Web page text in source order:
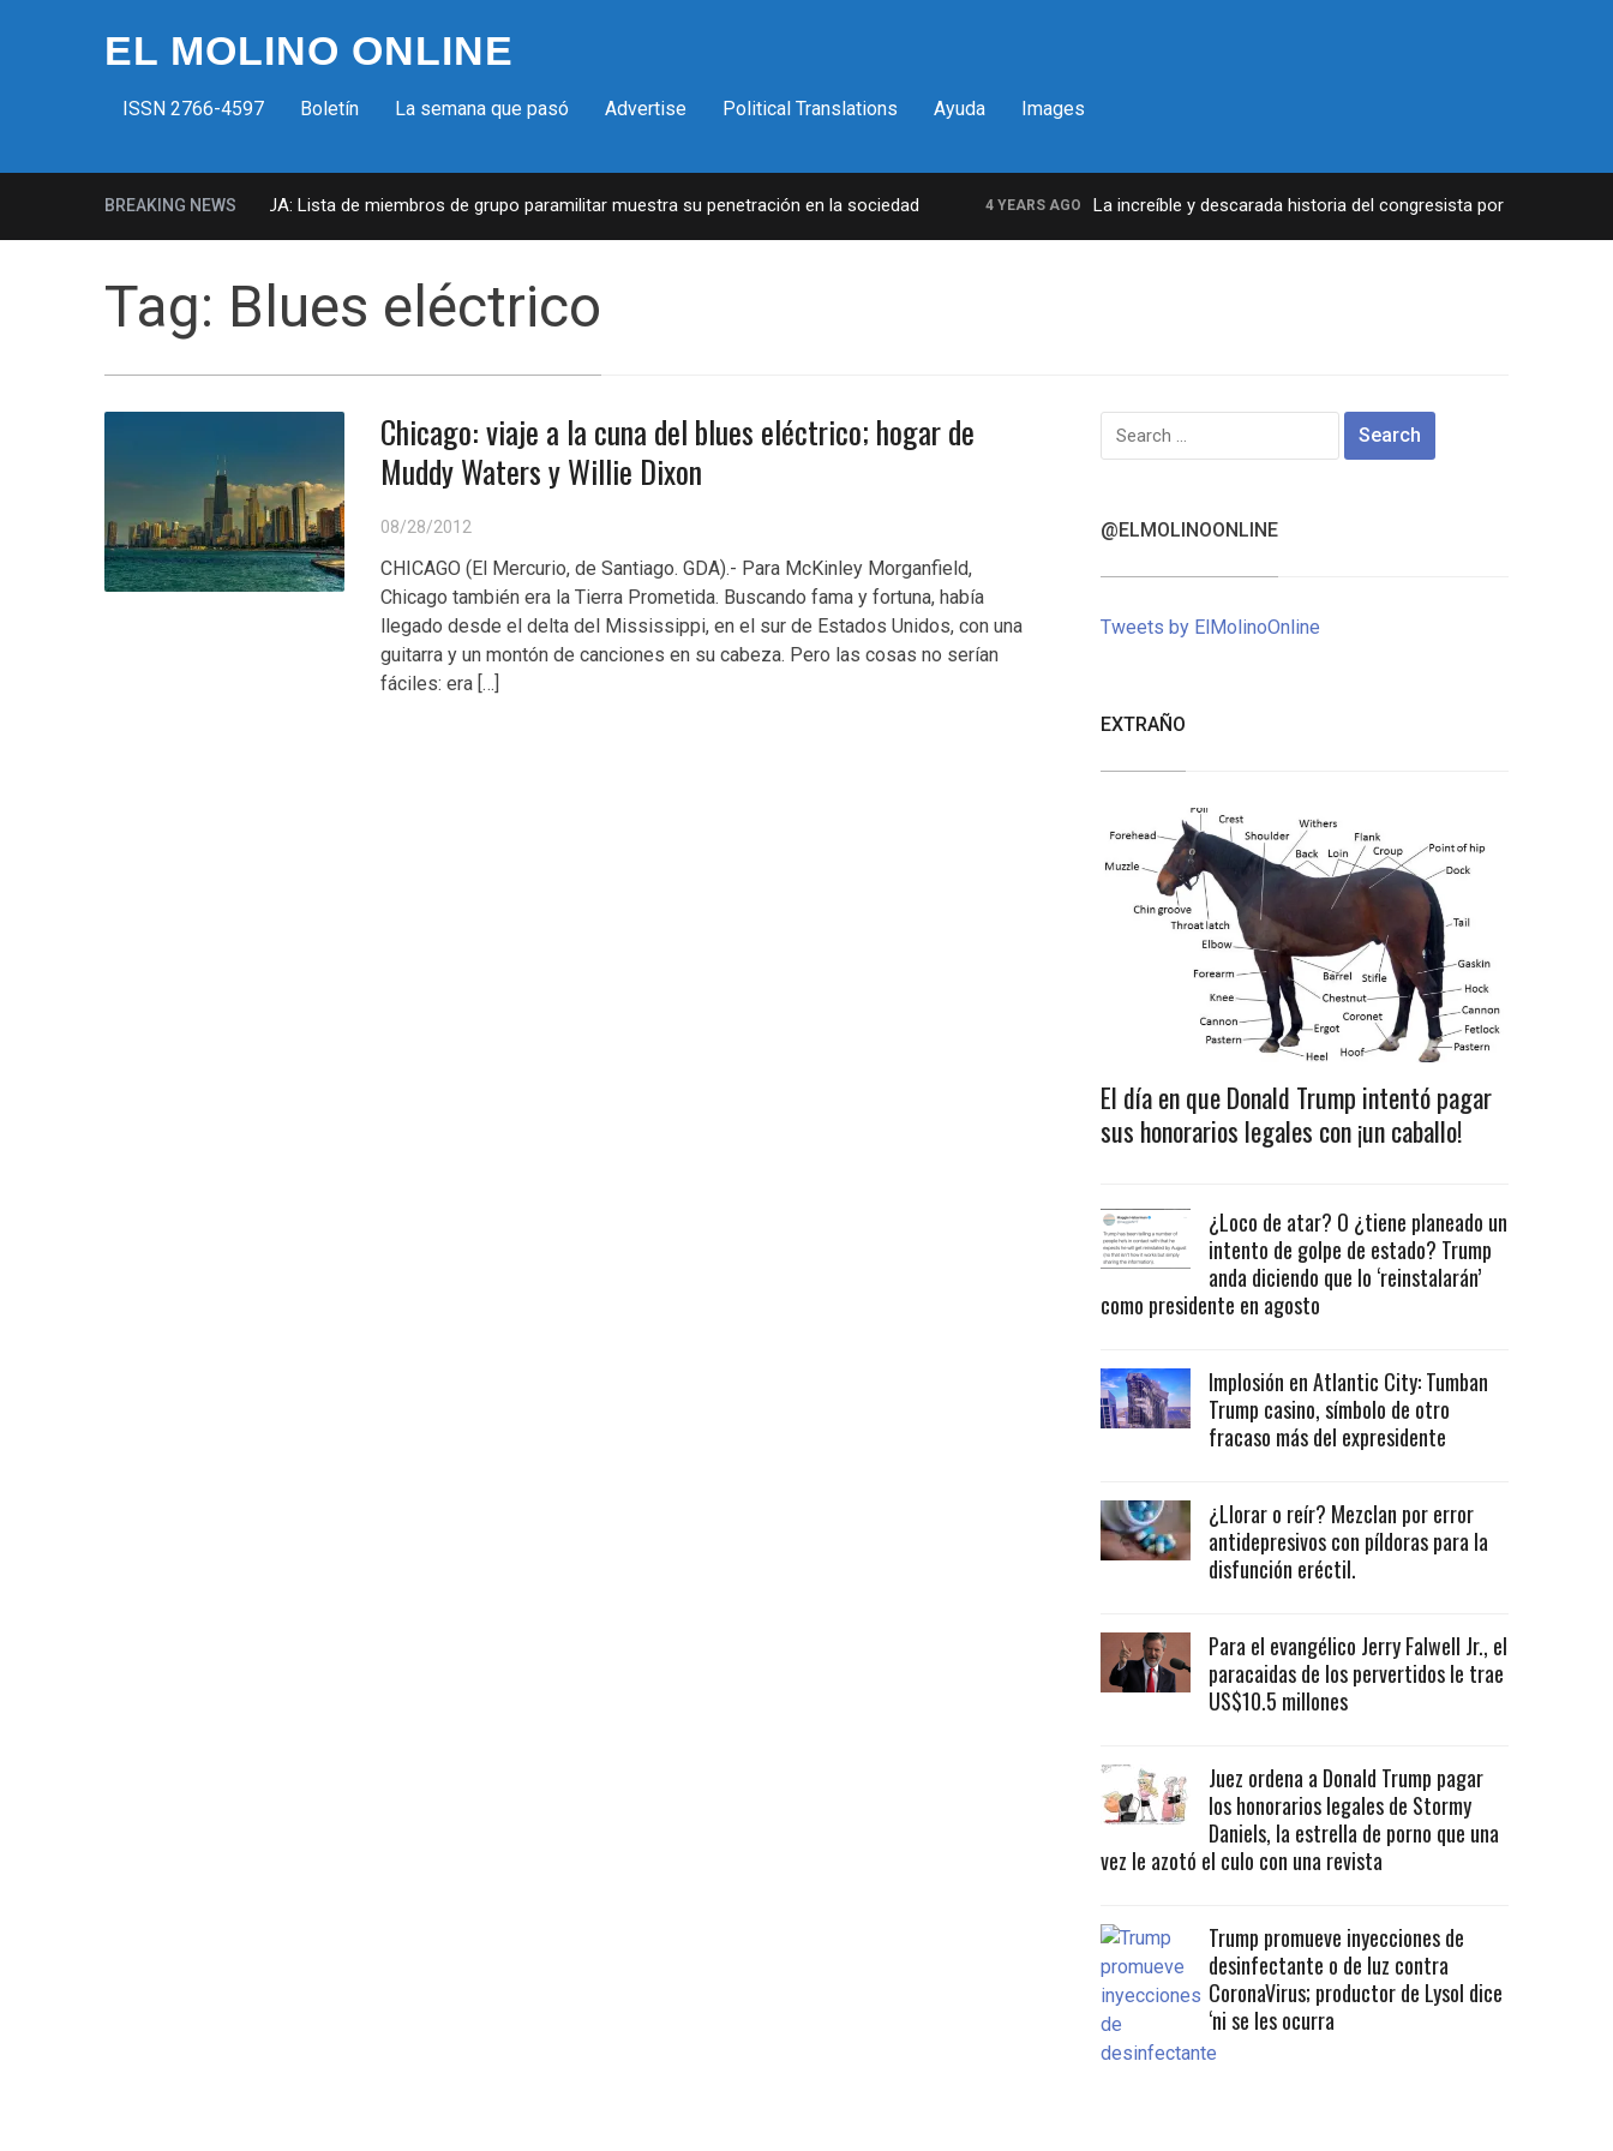
EL MOLINO ONLINE
ISSN 2766-4597 Boletín La semana que pasó Advertise Political Translations Ayuda Images
BREAKING NEWS
Milicias fascistas en EUA: Lista de miembros de grupo paramilitar muestra su penetración en la sociedad 4 YEARS AGO La increíble y descarada historia del congresista por NY George
Tag: Blues eléctrico
Chicago: viaje a la cuna del blues eléctrico; hogar de
Muddy Waters y Willie Dixon
08/28/2012
CHICAGO (El Mercurio, de Santiago. GDA).- Para McKinley Morganfield,
Chicago también era la Tierra Prometida. Buscando fama y fortuna, había
llegado desde el delta del Mississippi, en el sur de Estados Unidos, con una
guitarra y un montón de canciones en su cabeza. Pero las cosas no serían
fáciles: era […]
Search
for:
@ELMOLINOONLINE
Tweets by ElMolinoOnline
EXTRAÑO
El día en que Donald Trump intentó pagar
sus honorarios legales con ¡un caballo!
¿Loco de atar? O ¿tiene planeado un
intento de golpe de estado? Trump
anda diciendo que lo ‘reinstalarán’
como presidente en agosto
Implosión en Atlantic City: Tumban
Trump casino, símbolo de otro
fracaso más del expresidente
¿Llorar o reír? Mezclan por error
antidepresivos con píldoras para la
disfunción eréctil.
Para el evangélico Jerry Falwell Jr., el
paracaidas de los pervertidos le trae
US$10.5 millones
Juez ordena a Donald Trump pagar
los honorarios legales de Stormy
Daniels, la estrella de porno que una
vez le azotó el culo con una revista
Trump promueve inyecciones de
desinfectante o de luz contra
CoronaVirus; productor de Lysol dice
‘ni se les ocurra